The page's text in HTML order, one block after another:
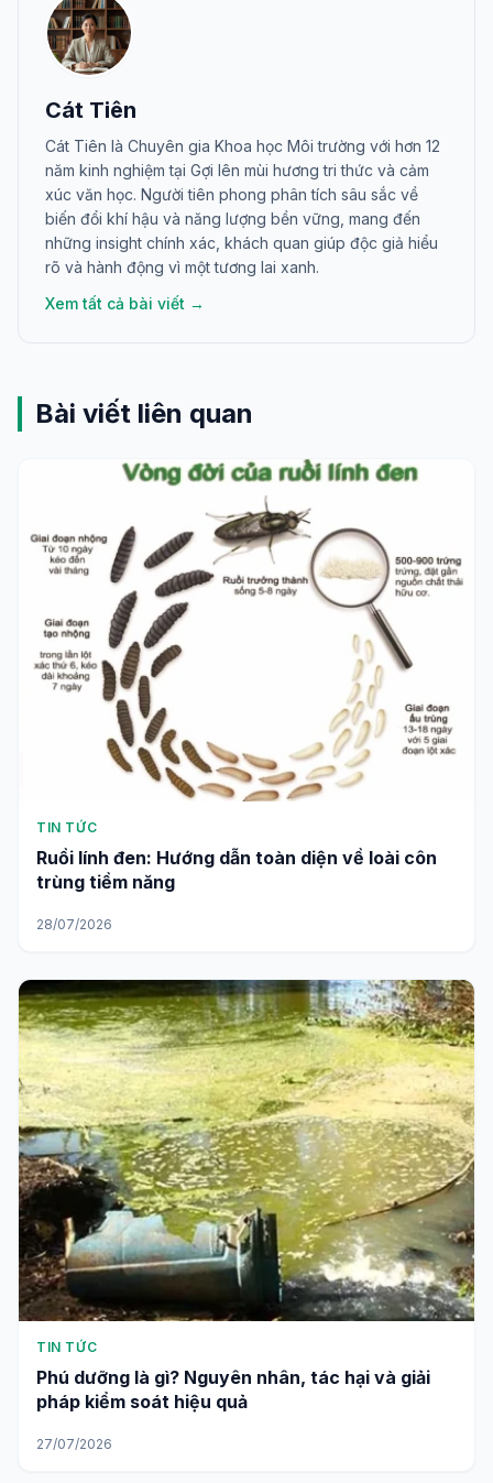
Cát Tiên
Cát Tiên là Chuyên gia Khoa học Môi trường với hơn 12
năm kinh nghiệm tại Gợi lên mùi hương tri thức và cảm
xúc văn học. Người tiên phong phân tích sâu sắc về
biến đổi khí hậu và năng lượng bền vững, mang đến
những insight chính xác, khách quan giúp độc giả hiểu
rõ và hành động vì một tương lai xanh.
Xem tất cả bài viết →
Bài viết liên quan
TIN TỨC
Ruồi lính đen: Hướng dẫn toàn diện về loài côn
trùng tiềm năng
28/07/2026
TIN TỨC
Phú dưỡng là gì? Nguyên nhân, tác hại và giải
pháp kiểm soát hiệu quả
27/07/2026